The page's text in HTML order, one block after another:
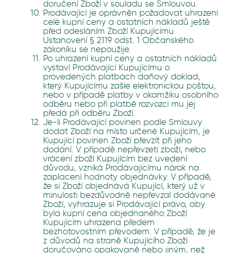
doručení Zboží v souladu se Smlouvou.
Prodávající je oprávněn požadovat uhrazení
celé kupní ceny a ostatních nákladů ještě
před odesláním Zboží Kupujícímu.
Ustanovení § 2119 odst. 1 Občanského
zákoníku se nepoužije.
Po uhrazení kupní ceny a ostatních nákladů
vystaví Prodávající Kupujícímu o
provedených platbách daňový doklad,
který Kupujícímu zašle elektronickou poštou,
nebo v případě platby v okamžiku osobního
odběru nebo při platbě rozvozci mu jej
předá při odběru Zboží.
Je-li Prodávající povinen podle Smlouvy
dodat Zboží na místo určené Kupujícím, je
Kupující povinen Zboží převzít při jeho
dodání. V případě nepřevzetí zboží, nebo
vrácení zboží Kupujícím bez uvedení
důvodu, vzniká Prodávajícímu nárok na
zaplacení hodnoty objednávky. V případě,
že si Zboží objednává Kupující, který už v
minulosti bezdůvodně nepřevzal dodávané
Zboží, vyhrazuje si Prodávající právo, aby
byla kupní cena objednaného Zboží
Kupujícím uhrazena předem
bezhotovostním převodem. V případě, že je
z důvodů na straně Kupujícího Zboží
doručováno opakovaně nebo jiným, než